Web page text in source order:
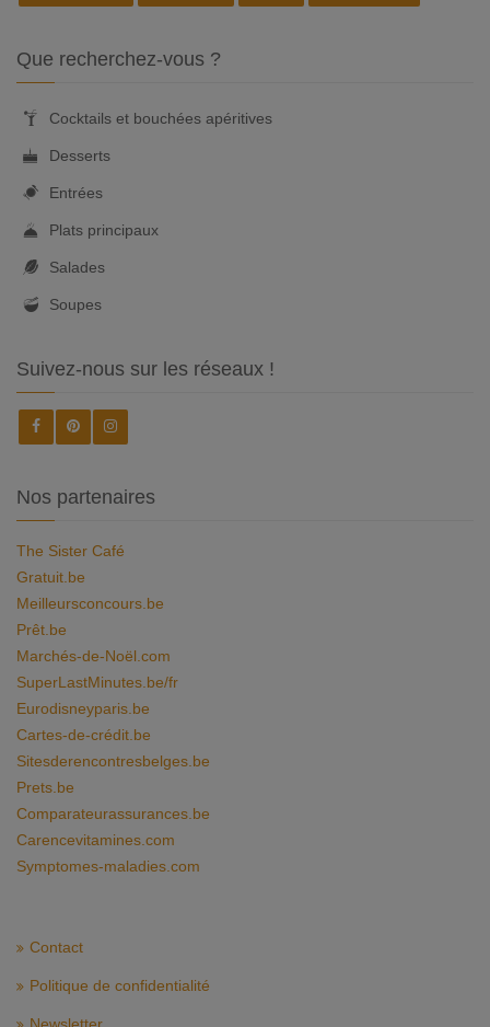
Que recherchez-vous ?
Cocktails et bouchées apéritives
Desserts
Entrées
Plats principaux
Salades
Soupes
Suivez-nous sur les réseaux !
Nos partenaires
The Sister Café
Gratuit.be
Meilleursconcours.be
Prêt.be
Marchés-de-Noël.com
SuperLastMinutes.be/fr
Eurodisneyparis.be
Cartes-de-crédit.be
Sitesderencontresbelges.be
Prets.be
Comparateurassurances.be
Carencevitamines.com
Symptomes-maladies.com
Contact
Politique de confidentialité